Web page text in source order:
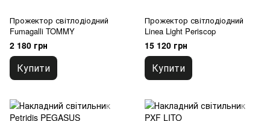
Прожектор світлодіодний
Fumagalli TOMMY
2 180 грн
Купити
Прожектор світлодіодний
Linea Light Periscop
15 120 грн
Купити